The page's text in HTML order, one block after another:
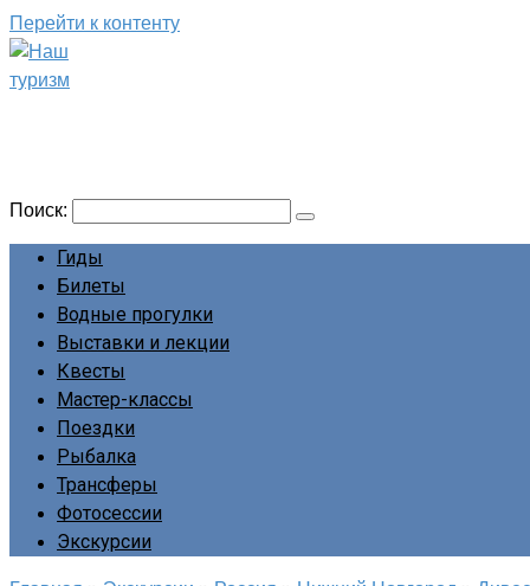
Перейти к контенту
Поиск:
Гиды
Билеты
Водные прогулки
Выставки и лекции
Квесты
Мастер-классы
Поездки
Рыбалка
Трансферы
Фотосессии
Экскурсии